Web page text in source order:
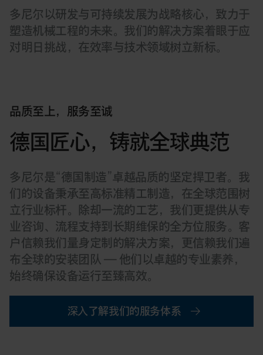
多尼尔以研发与可持续发展为战略核心，致力于
塑造机械工程的未来。我们的解决方案着眼于应
对明日挑战，在效率与技术领域树立新标。
品质至上，服务至诚
德国匠心，铸就全球典范
多尼尔是“德国制造”卓越品质的坚定捍卫者。我
们的设备秉承至高标准精工制造，在全球范围树
立行业标杆。除却一流的工艺，我们更提供从专
业咨询、流程支持到长期维保的全方位服务。客
户信赖我们量身定制的解决方案，更信赖我们遍
布全球的安装团队 — 他们以卓越的专业素养，
始终确保设备运行至臻高效。
深入了解我们的服务体系